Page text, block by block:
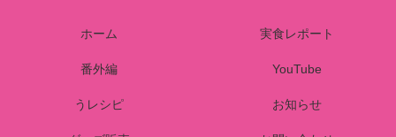
ホーム 実食レポート
番外編 YouTube
うレシピ お知らせ